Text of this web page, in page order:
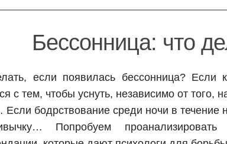
Бессонница: что
если появилась бессонница? Если
с тем, чтобы уснуть, независимо от того,
Если бодрствование среди ночи в течение
Попробуем